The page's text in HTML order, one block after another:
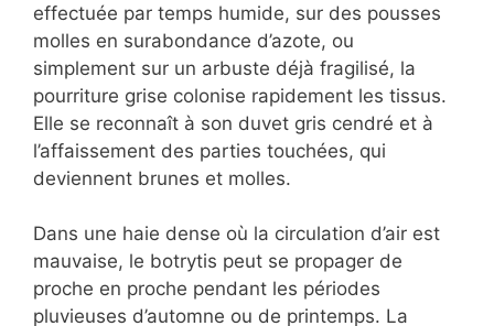
effectuée par temps humide, sur des pousses
molles en surabondance d’azote, ou
simplement sur un arbuste déjà fragilisé, la
pourriture grise colonise rapidement les tissus.
Elle se reconnaît à son duvet gris cendré et à
l’affaissement des parties touchées, qui
deviennent brunes et molles.
Dans une haie dense où la circulation d’air est
mauvaise, le botrytis peut se propager de
proche en proche pendant les périodes
pluvieuses d’automne ou de printemps. La